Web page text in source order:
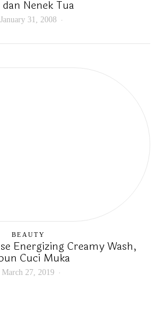
Nenek Tua
January 31, 2008
BEAUTY
Energizing Creamy Wash,
Cuci Muka
March 27, 2019